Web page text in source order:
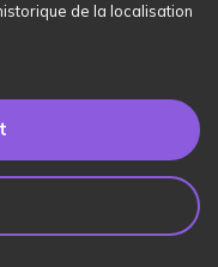
de la localisation